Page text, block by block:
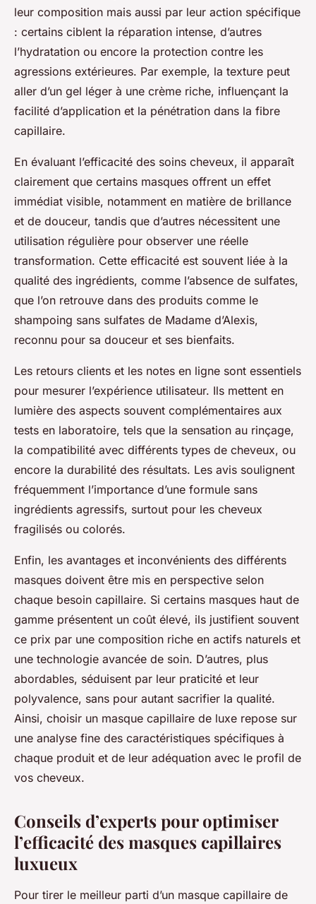
leur composition mais aussi par leur action spécifique
: certains ciblent la réparation intense, d’autres
l’hydratation ou encore la protection contre les
agressions extérieures. Par exemple, la texture peut
aller d’un gel léger à une crème riche, influençant la
facilité d’application et la pénétration dans la fibre
capillaire.
En évaluant l’efficacité des soins cheveux, il apparaît
clairement que certains masques offrent un effet
immédiat visible, notamment en matière de brillance
et de douceur, tandis que d’autres nécessitent une
utilisation régulière pour observer une réelle
transformation. Cette efficacité est souvent liée à la
qualité des ingrédients, comme l’absence de sulfates,
que l’on retrouve dans des produits comme le
shampoing sans sulfates de Madame d’Alexis,
reconnu pour sa douceur et ses bienfaits.
Les retours clients et les notes en ligne sont essentiels
pour mesurer l’expérience utilisateur. Ils mettent en
lumière des aspects souvent complémentaires aux
tests en laboratoire, tels que la sensation au rinçage,
la compatibilité avec différents types de cheveux, ou
encore la durabilité des résultats. Les avis soulignent
fréquemment l’importance d’une formule sans
ingrédients agressifs, surtout pour les cheveux
fragilisés ou colorés.
Enfin, les avantages et inconvénients des différents
masques doivent être mis en perspective selon
chaque besoin capillaire. Si certains masques haut de
gamme présentent un coût élevé, ils justifient souvent
ce prix par une composition riche en actifs naturels et
une technologie avancée de soin. D’autres, plus
abordables, séduisent par leur praticité et leur
polyvalence, sans pour autant sacrifier la qualité.
Ainsi, choisir un masque capillaire de luxe repose sur
une analyse fine des caractéristiques spécifiques à
chaque produit et de leur adéquation avec le profil de
vos cheveux.
Conseils d’experts pour optimiser
l’efficacité des masques capillaires
luxueux
Pour tirer le meilleur parti d’un masque capillaire de